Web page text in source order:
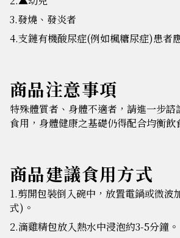
3.發燒、發炎者
4.支鏈有機酸尿症(例如楓糖尿症)患者
商品注意事項
特殊體質者、身體不適者，請進一步諮
食用，身體健康之基礎仍得配合均衡飲
商品建議食用方式
1.剪開包裝倒入碗中，放置電鍋或微波
式)。
2.滴雞精包放入熱水中浸泡約3-5分鐘。